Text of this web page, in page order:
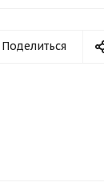
Поделиться